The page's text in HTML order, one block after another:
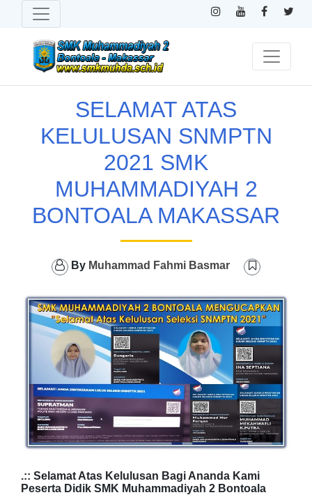
SELAMAT ATAS
KELULUSAN SNMPTN
2021 SMK
MUHAMMADIYAH 2
BONTOALA MAKASSAR
By Muhammad Fahmi Basmar
.:: Selamat Atas Kelulusan Bagi Ananda Kami
Peserta Didik SMK Muhammadiyah 2 Bontoala